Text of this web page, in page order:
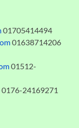
01705414494
01638714206
01512-
0176-24169271